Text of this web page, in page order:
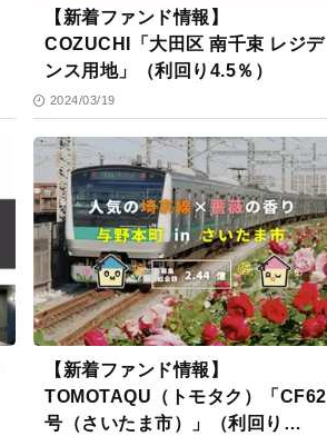
【新着ファンド情報】
COZUCHI「大田区 南千束 レジデ
ンス用地」（利回り4.5％）
2024/03/19
【新着ファンド情報】
TOMOTAQU（トモタク）「CF62
号（さいたま市）」（利回り